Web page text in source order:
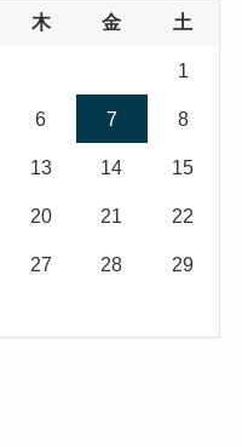
木 金 土
1
6 7 8
13 14 15
20 21 22
27 28 29